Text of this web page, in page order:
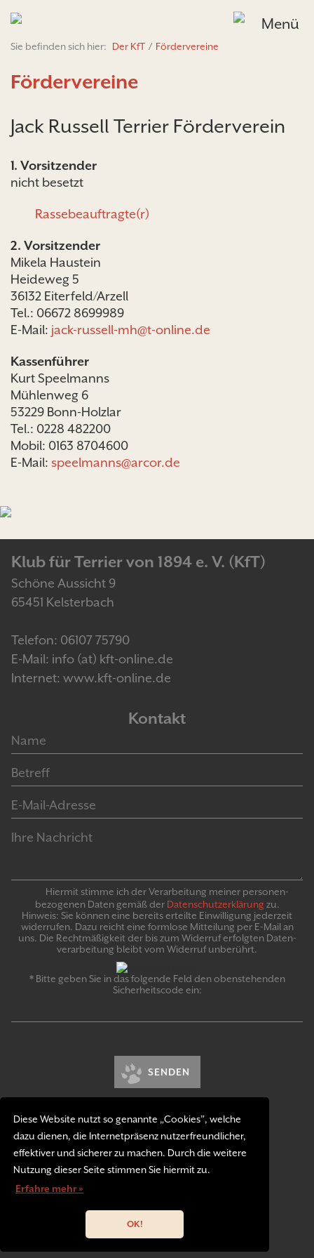
Diese Website nutzt so genannte „Cookies”, welche
dazu dienen, die Internetpräsenz nutzerfreundlicher,
effektiver und sicherer zu machen. Durch die weitere
Nutzung dieser Seite stimmen Sie hiermit zu.
Erfahre mehr »
OK!
Menü
Sie befinden sich hier: Der KfT / Fördervereine
Fördervereine
Jack Russell Terrier Förderverein
1. Vorsitzender
nicht besetzt
Rassebeauftragte(r)
2. Vorsitzender
Mikela Haustein
Heideweg 5
36132 Eiterfeld/Arzell
Tel.: 06672 8699989
E-Mail: jack-russell-mh@t-online.de
Kassenführer
Kurt Speelmanns
Mühlenweg 6
53229 Bonn-Holzlar
Tel.: 0228 482200
Mobil: 0163 8704600
E-Mail: speelmanns@arcor.de
Klub für Terrier von 1894 e. V. (KfT)
Schöne Aussicht 9
65451 Kelsterbach
Telefon: 06107 75790
E-Mail: info (at) kft-online.de
Internet: www.kft-online.de
Kontakt
Hiermit stimme ich der Verarbeitung meiner personen­
bezogenen Daten gemäß der Daten­schutz­er­klär­ung zu.
Hinweis: Sie können eine bereits erteilte Ein­willigung jeder­zeit
widerrufen. Dazu reicht eine formlose Mitteilung per E-Mail an
uns. Die Recht­mäßigkeit der bis zum Widerruf erfolgten Daten­
verarbeitung bleibt vom Wider­ruf un­be­rührt.
* Bitte geben Sie in das folgende Feld den obenstehenden
Sicherheitscode ein:
SENDEN
Kontakt
Impressum